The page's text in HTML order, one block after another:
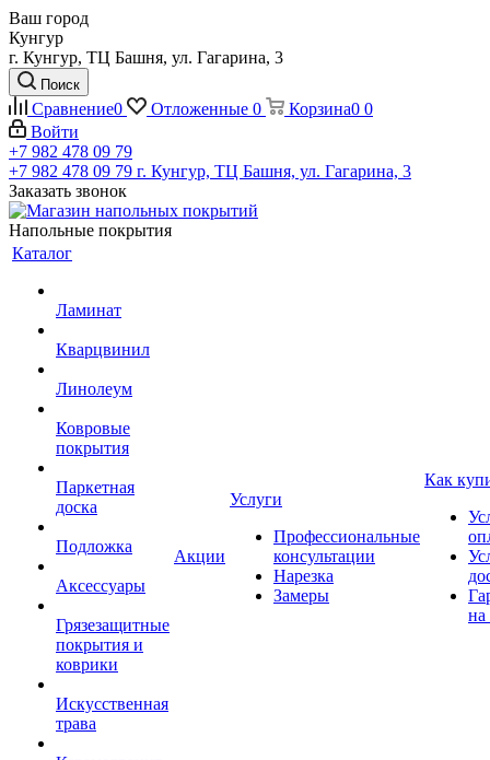
Ваш город
Кунгур
г. Кунгур, ТЦ Башня, ул. Гагарина, 3
Поиск
Сравнение0 Отложенные 0 Корзина0 0
Войти
+7 982 478 09 79
+7 982 478 09 79 г. Кунгур, ТЦ Башня, ул. Гагарина, 3
Заказать звонок
Напольные покрытия
Каталог
Ламинат
Кварцвинил
Линолеум
Ковровые
покрытия
Паркетная
доска
Подложка
Аксессуары
Грязезащитные
покрытия и
коврики
Искусственная
трава
Акции
Услуги
Профессиональные
консультации
Нарезка
Замеры
Как
на